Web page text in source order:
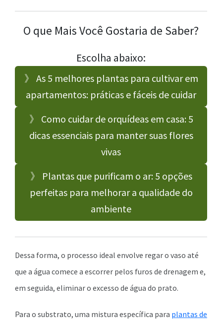
O que Mais Você Gostaria de Saber?
Escolha abaixo:
》 As 5 melhores plantas para cultivar em
apartamentos: práticas e fáceis de cuidar
》 Como cuidar de orquídeas em casa: 5
dicas essenciais para manter suas flores
vivas
》 Plantas que purificam o ar: 5 opções
perfeitas para melhorar a qualidade do
ambiente
Dessa forma, o processo ideal envolve regar o vaso até
que a água comece a escorrer pelos furos de drenagem e,
em seguida, eliminar o excesso de água do prato.
Para o substrato, uma mistura específica para plantas de